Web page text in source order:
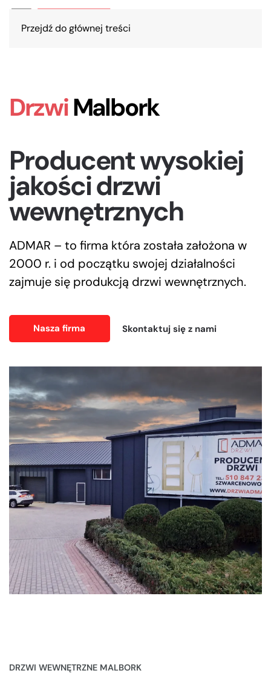
Przejdź do głównej treści
DrzwiMalbork
Producent wysokiej
jakości drzwi
wewnętrznych
ADMAR – to firma która została założona w
2000 r. i od początku swojej działalności
zajmuje się produkcją drzwi wewnętrznych.
Nasza firma Skontaktuj się z nami
DRZWI WEWNĘTRZNE MALBORK